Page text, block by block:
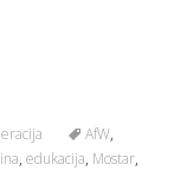
AfW,
, edukacija, Mostar,